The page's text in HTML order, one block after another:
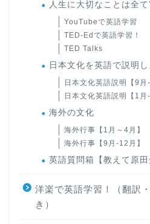
人生に大切なことは全
YouTubeで英語学習
TED-Edで英語学習！
TED Talks
日本文化を英語で説明し
日本文化英語説明【9月-
日本文化英語説明【1月-
海外の文化
海外行事【1月～4月】
海外行事【9月-12月】
英語質問箱【教えて原田
洋楽で英語学習！（翻訳
き）